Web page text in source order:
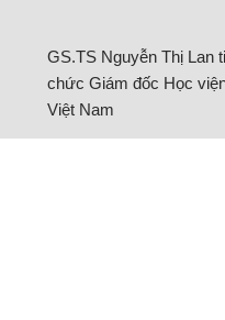
GS.TS Nguyễn Thị Lan
chức Giám đốc Học
Việt Nam